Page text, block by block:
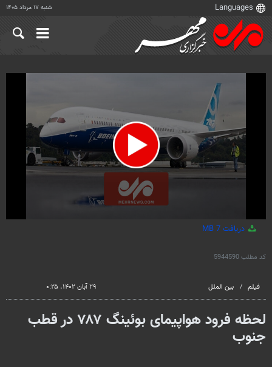
شنبه ۱۷ مرداد ۱۴۰۵
0 دریافت 7 MB
کد مطلب5944590
فیلم بین الملل ۲۹ آبان ۱۴۰۲، ۰:۲۵
لحظه فرود هواپیمای بوئینگ ۷۸۷ در قطب
جنوب